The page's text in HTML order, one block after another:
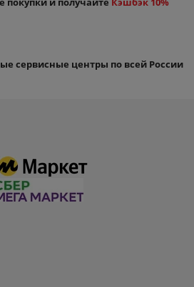
сервисные центры по всей России